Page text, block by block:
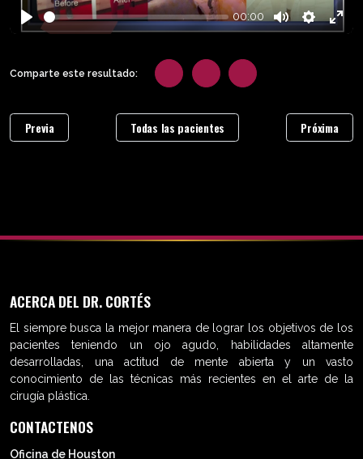
Play
00:00
MuteSettingsEnter
Comparte este resultado:
Previa Todas las pacientes Próxima
ACERCA DEL DR. CORTÉS
El siempre busca la mejor manera de lograr los objetivos de los
pacientes teniendo un ojo agudo, habilidades altamente
desarrolladas, una actitud de mente abierta y un vasto
conocimiento de las técnicas más recientes en el arte de la
cirugía plástica.
CONTACTENOS
Oficina de Houston